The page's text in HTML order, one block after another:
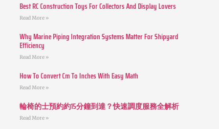
Best RC Construction Toys For Collectors And Display Lovers
Read More »
Why Marine Piping Integration Systems Matter For Shipyard
Efficiency
Read More »
How To Convert Cm To Inches With Easy Math
Read More »
輪椅的士預約約15分鐘到達？快速調度服務全解析
Read More »